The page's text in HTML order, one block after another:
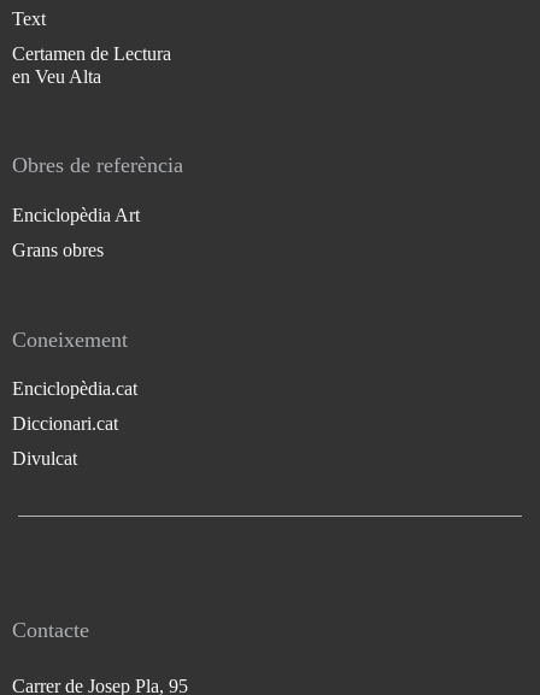
Text
Certamen de Lectura
en Veu Alta
Obres de referència
Enciclopèdia Art
Grans obres
Coneixement
Enciclopèdia.cat
Diccionari.cat
Divulcat
Contacte
Carrer de Josep Pla, 95